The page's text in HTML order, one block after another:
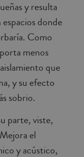
y resulta
donde
Como
menos
que
y su efecto
sobrio.
parte, viste,
el
y acústico,